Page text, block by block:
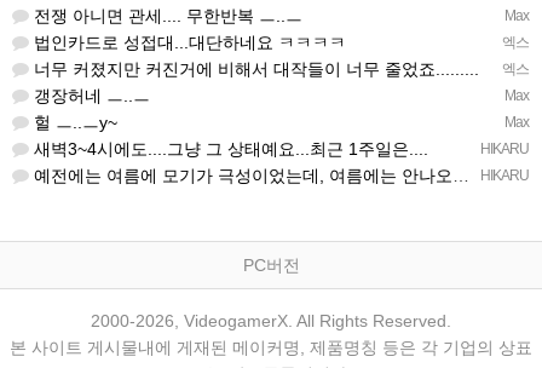
Max
전쟁 아니면 관세.... 무한반복 ㅡ..ㅡ
엑스
법인카드로 성접대...대단하네요 ㅋㅋㅋㅋ
엑스
너무 커졌지만 커진거에 비해서 대작들이 너무 줄었죠.........
Max
갱장허네 ㅡ..ㅡ
Max
헐 ㅡ..ㅡy~
HIKARU
새벽3~4시에도....그냥 그 상태예요...최근 1주일은....
HIKARU
예전에는 여름에 모기가 극성이었는데, 여름에는 안나오는 것 같은.....ㅎ ㅎ)
PC버전
2000-2026, VideogamerX. All Rights Reserved.
본 사이트 게시물내에 게재된 메이커명, 제품명칭 등은 각 기업의 상표